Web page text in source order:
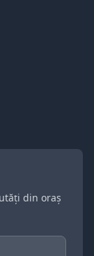
din oraș